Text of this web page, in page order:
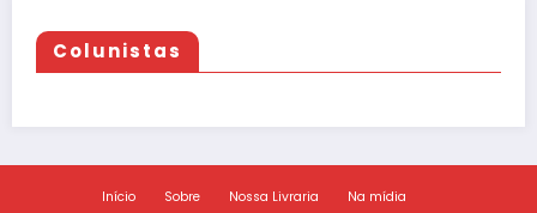
Colunistas
Início Sobre Nossa Livraria
Na mídia